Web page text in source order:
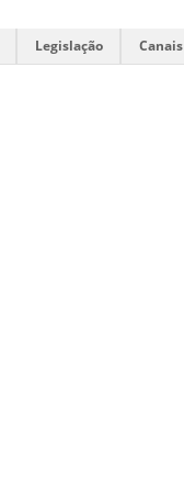
Legislação Canais